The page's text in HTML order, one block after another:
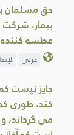
حق مسلمان
بیمار،
عطسه کننده
عربي
جايز نيست
كند، طوری
مى گرداند،